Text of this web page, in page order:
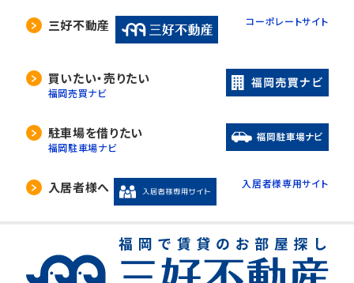
三好不動産 コーポレートサイト
買いたい・売りたい
福岡売買ナビ
駐車場を借りたい
福岡駐車場ナビ
入居者様へ 入居者様専用サイト